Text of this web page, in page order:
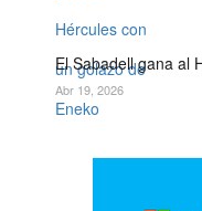
El Sabadell gana al
Abr 19, 2026